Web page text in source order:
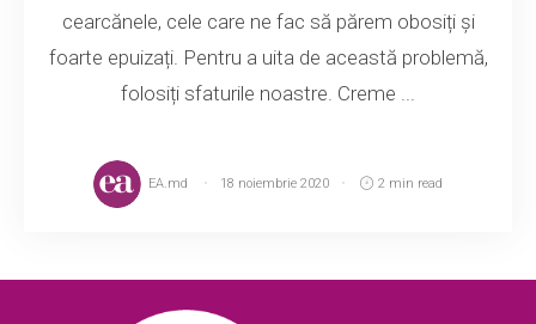
cearcănele, cele care ne fac să părem obosiți și
foarte epuizați. Pentru a uita de această problemă,
folosiți sfaturile noastre. Creme ...
EA.md 18 noiembrie 2020 2 min read